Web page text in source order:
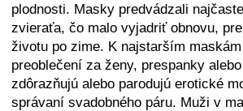
plodnosti. Masky predvádzali
zvieraťa, čo malo vyjadriť obnovu,
životu po zime. K najstarším
preoblečení za ženy, prespanky
zdôrazňujú alebo parodujú erotické
správaní svadobného páru. Muži v